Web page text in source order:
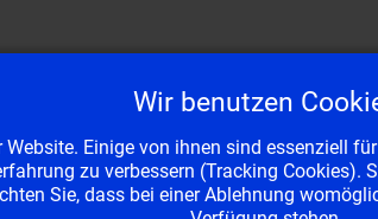
Krakau und
Wir benutzen
Einige von ihnen sind essenziell
zu verbessern (Tracking Cookies).
Sie, dass bei einer Ablehnung